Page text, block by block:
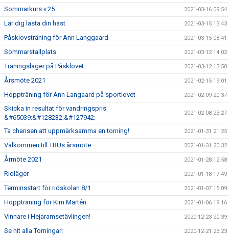
Sommarkurs v.25 2021-03-16 09:54
Lär dig lasta din häst 2021-03-15 13:43
Påsklovsträning för Ann Langgaard 2021-03-15 08:41
Sommarstallplats 2021-03-12 14:02
Träningsläger på Påsklovet 2021-03-12 13:50
Årsmöte 2021 2021-02-15 19:01
Hoppträning för Ann Langaard på sportlovet 2021-02-09 20:37
Skicka in resultat för vandringspris
&#65039;&#128232;&#127942;
2021-02-08 23:27
Ta chansen att uppmärksamma en torning! 2021-01-31 21:25
Välkommen till TRUs årsmöte 2021-01-31 20:32
Årmöte 2021 2021-01-28 12:58
Ridläger 2021-01-18 17:49
Terminsstart för ridskolan 8/1 2021-01-07 15:09
Hoppträning för Kim Martén 2021-01-06 19:16
Vinnare i Hejaramsetävlingen! 2020-12-23 20:39
Se hit alla Torningar! 2020-12-21 23:23